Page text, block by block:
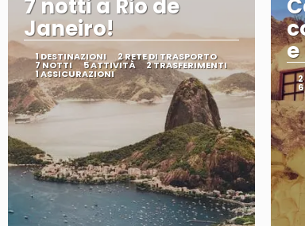
7 notti a Rio de
Janeiro!
1 DESTINAZIONI 2 RETE DI TRASPORTO
7 NOTTI 5 ATTIVITÀ 2 TRASFERIMENTI
1 ASSICURAZIONI 2
6